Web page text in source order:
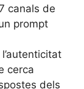
canals de
prompt
cerca
dels